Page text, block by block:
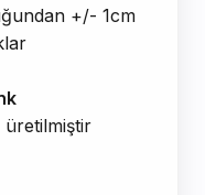
+/- 1cm
üretilmiştir